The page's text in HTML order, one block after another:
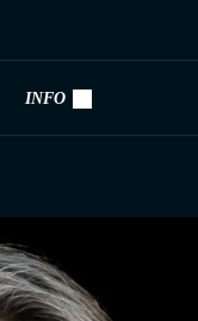
INFO